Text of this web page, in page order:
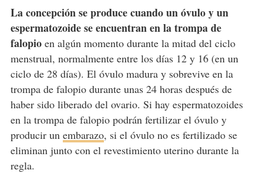
La concepción se produce cuando un óvulo y un
espermatozoide se encuentran en la trompa de
falopioen algún momento durante la mitad del ciclo
menstrual, normalmente entre los días 12 y 16 (en un
ciclo de 28 días). El óvulo madura y sobrevive en la
trompa de falopio durante unas 24 horas después de
haber sido liberado del ovario. Si hay espermatozoides
en la trompa de falopio podrán fertilizar el óvulo y
producir un embarazo, si el óvulo no es fertilizado se
eliminan junto con el revestimiento uterino durante la
regla.